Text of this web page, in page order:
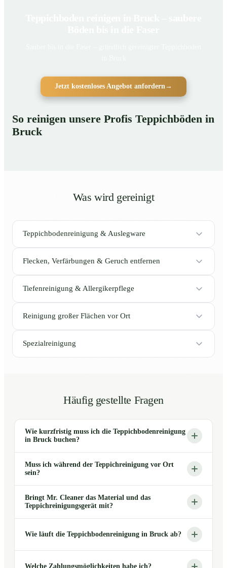
Jetzt kostenloses Angebot anfordern →
So reinigen unsere Profis Teppichböden in
Bruck
Was wird gereinigt
Teppichbodenreinigung & Auslegware
Flecken, Verfärbungen & Geruch entfernen
Tiefenreinigung & Allergikerpflege
Reinigung großer Flächen vor Ort
Spezialreinigung
Häufig gestellte Fragen
Wie kurzfristig muss ich die Teppichbodenreinigung
in Bruck buchen?
Muss ich während der Teppichreinigung vor Ort
sein?
Bringt Mr. Cleaner das Material und das
Teppichreinigungsgerät mit?
Wie läuft die Teppichbodenreinigung in Bruck ab?
Welche Zahlungsmöglichkeiten habe ich?